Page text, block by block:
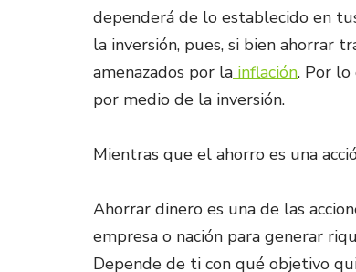
dependerá de lo establecido en
la inversión, pues, si bien ahorrar
amenazados por la inflación. Por
por medio de la inversión.
Mientras que el ahorro es una
Ahorrar dinero es una de las
empresa o nación para generar
Depende de ti con qué objetivo